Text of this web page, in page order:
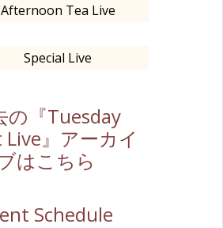
Afternoon Tea Live
Special Live
の『Tuesday
』アーカイ
はこちら
Schedule